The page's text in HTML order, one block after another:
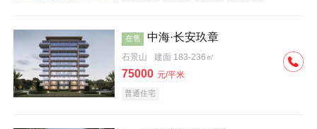
在售 中海·长安玖章
石景山 建面 183-236㎡
75000 元/平米
普通住宅